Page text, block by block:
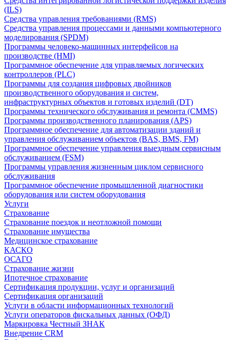
(ILS)
Средства управления требованиями (RMS)
Средства управления процессами и данными компьютерного
моделирования (SPDM)
Программы человеко-машинных интерфейсов на
производстве (HMI)
Программное обеспечение для управляемых логических
контроллеров (PLC)
Программы для создания цифровых двойников
производственного оборудования и систем,
инфраструктурных объектов и готовых изделий (DT)
Программы технического обслуживания и ремонта (CMMS)
Программы производственного планирования (APS)
Программное обеспечение для автоматизации зданий и
управления обслуживанием объектов (BAS, BMS, FM)
Программное обеспечение управления выездным сервисным
обслуживанием (FSM)
Программы управления жизненным циклом сервисного
обслуживания
Программное обеспечение промышленной диагностики
оборудования или систем оборудования
Услуги
Страхование
Страхование поездок и неотложной помощи
Страхование имущества
Медицинское страхование
КАСКО
ОСАГО
Страхование жизни
Ипотечное страхование
Сертификация продукции, услуг и организаций
Сертификация организаций
Услуги в области информационных технологий
Услуги операторов фискальных данных (ОФД)
Маркировка Честный ЗНАК
Внедрение CRM